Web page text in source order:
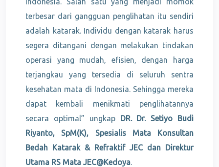
terbesar dari gangguan penglihatan itu sendiri
adalah katarak. Individu dengan katarak harus
segera ditangani dengan melakukan tindakan
operasi yang mudah, efisien, dengan harga
terjangkau yang tersedia di seluruh sentra
kesehatan mata di Indonesia. Sehingga mereka
dapat kembali menikmati penglihatannya
secara optimal” ungkap DR. Dr. Setiyo Budi
Riyanto, SpM(K), Spesialis Mata Konsultan
Bedah Katarak & Refraktif JEC dan Direktur
Utama RS Mata JEC@Kedoya.